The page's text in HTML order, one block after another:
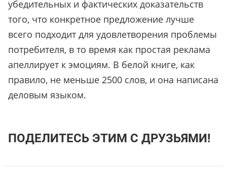
убедительных и фактических доказательств
того, что конкретное предложение лучше
всего подходит для удовлетворения проблемы
потребителя, в то время как простая реклама
апеллирует к эмоциям. В белой книге, как
правило, не меньше 2500 слов, и она написана
деловым языком.
ПОДЕЛИТЕСЬ ЭТИМ С ДРУЗЬЯМИ!